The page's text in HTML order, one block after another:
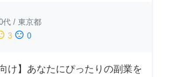
代 / 東京都
3 sentiment_dissatisfied 0
け】あなたにぴったりの副業を